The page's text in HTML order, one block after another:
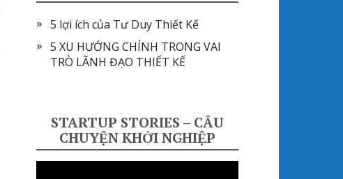
5 lợi ích của Tư Duy Thiết Kế
5 XU HƯỚNG CHÍNH TRONG VAI
TRÒ LÃNH ĐẠO THIẾT KẾ
STARTUP STORIES – CÂU
CHUYỆN KHỞI NGHIỆP